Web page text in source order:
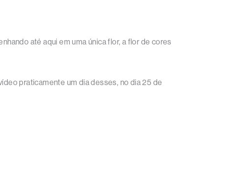
até aqui em uma única flor, a flor de cores
praticamente um dia desses, no dia 25 de